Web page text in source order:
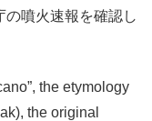
の噴火速報を確認し
the etymology
the original